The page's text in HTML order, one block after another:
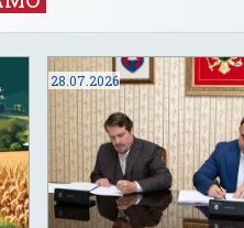
28.07.2026